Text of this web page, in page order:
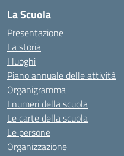
La Scuola
Presentazione
La storia
I luoghi
Piano annuale delle attività
Organigramma
I numeri della scuola
Le carte della scuola
Le persone
Organizzazione